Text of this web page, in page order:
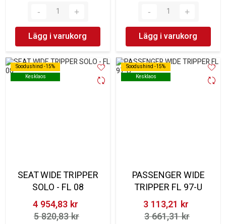
Lägg i varukorg Lägg i varukorg
Soodushind -15%
Kesklaos
Soodushind -15%
Kesklaos
SEAT WIDE TRIPPER
SOLO - FL 08
4 954,83 kr‎
5 820,83 kr‎
Soodushind -15%
Kesklaos
Soodushind -15%
Kesklaos
PASSENGER WIDE
TRIPPER FL 97-U
3 113,21 kr‎
3 661,31 kr‎